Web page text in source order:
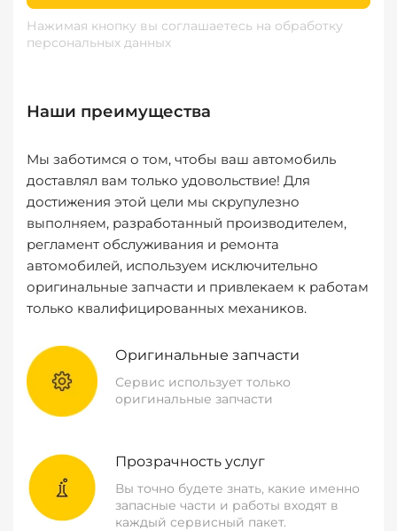
Нажимая кнопку вы соглашаетесь на обработку
персональных данных
Наши преимущества
Мы заботимся о том, чтобы ваш автомобиль
доставлял вам только удовольствие! Для
достижения этой цели мы скрупулезно
выполняем, разработанный производителем,
регламент обслуживания и ремонта
автомобилей, используем исключительно
оригинальные запчасти и привлекаем к работам
только квалифицированных механиков.
Оригинальные запчасти
Сервис использует только
оригинальные запчасти
Прозрачность услуг
Вы точно будете знать, какие именно
запасные части и работы входят в
каждый сервисный пакет.